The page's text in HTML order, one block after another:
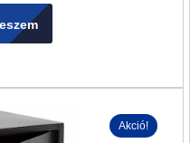
Akció!